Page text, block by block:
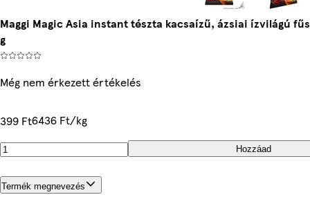
Maggi Magic Asia instant tészta kacsaízű, ázsiai ízvilágú
g
Még nem érkezett értékelés
399 Ft6436 Ft/kg
Hozzáad
Termék megnevezés